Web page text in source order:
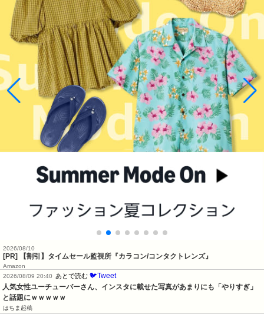
2026/08/10
[PR] 【割引】タイムセール監視所『カラコン/コンタクトレンズ』
Amazon
2026/08/09 20:40
あとで読む 🐦Tweet
人気女性ユーチューバーさん、インスタに載せた写真があまりにも「やりすぎ」
と話題にｗｗｗｗｗ
はちま起稿